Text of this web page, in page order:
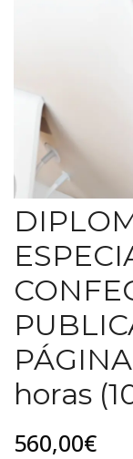
horas
560,00€